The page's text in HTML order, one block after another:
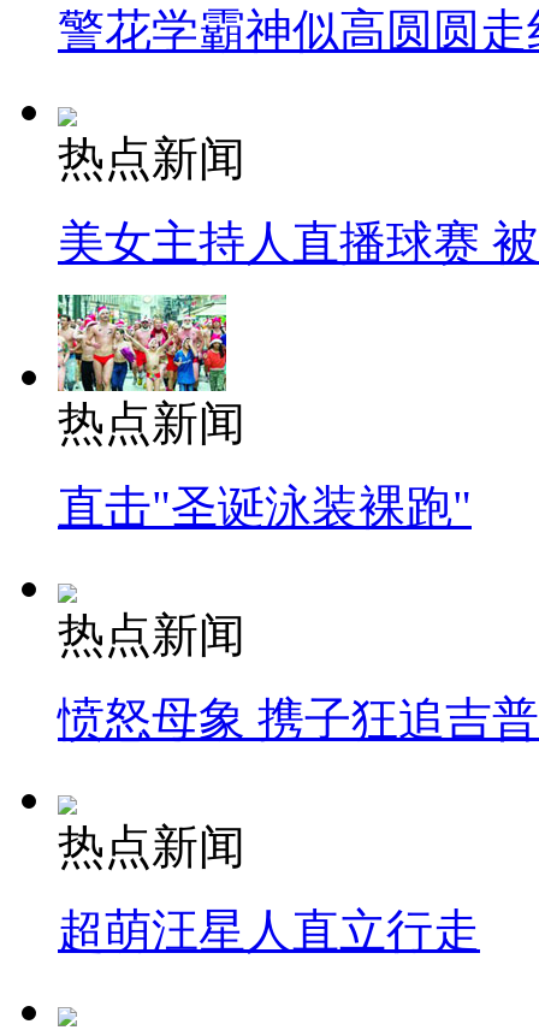
警花学霸神似高圆圆走
热点新闻
美女主持人直播球赛
热点新闻
直击"圣诞泳装裸跑"
热点新闻
愤怒母象 携子狂追吉
热点新闻
超萌汪星人直立行走